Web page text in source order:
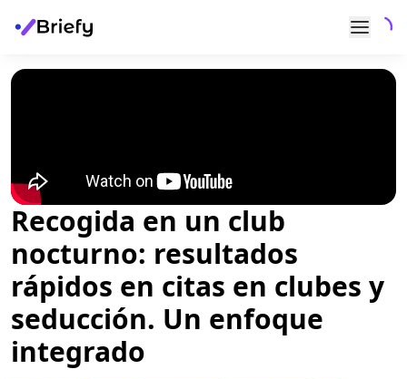
Recogida en un club
nocturno: resultados
rápidos en citas en clubes y
seducción. Un enfoque
integrado